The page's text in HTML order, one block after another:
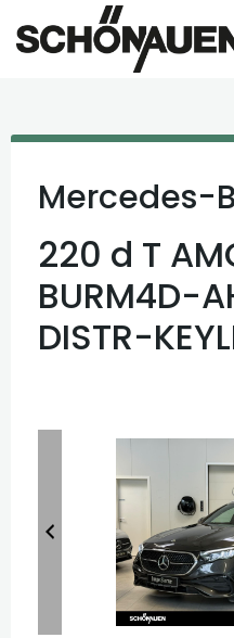
Mercedes-
220 d T
BURM4D-
DISTR-